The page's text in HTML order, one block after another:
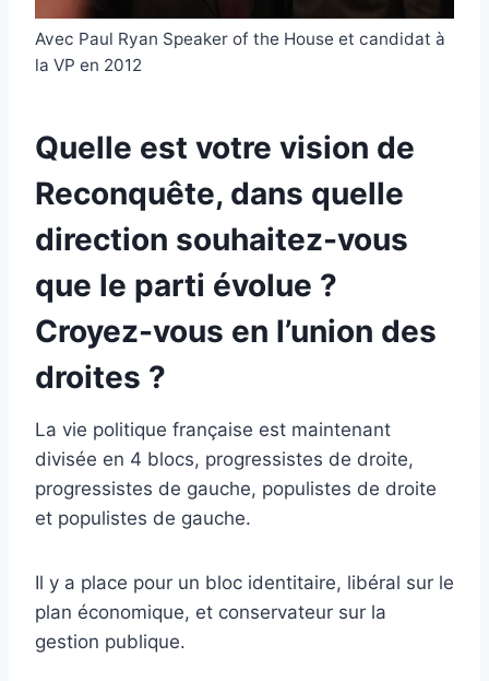
Avec Paul Ryan Speaker of the House et candidat à
la VP en 2012
Quelle est votre vision de
Reconquête, dans quelle
direction souhaitez-vous
que le parti évolue ?
Croyez-vous en l’union des
droites ?
La vie politique française est maintenant
divisée en 4 blocs, progressistes de droite,
progressistes de gauche, populistes de droite
et populistes de gauche.
Il y a place pour un bloc identitaire, libéral sur le
plan économique, et conservateur sur la
gestion publique.